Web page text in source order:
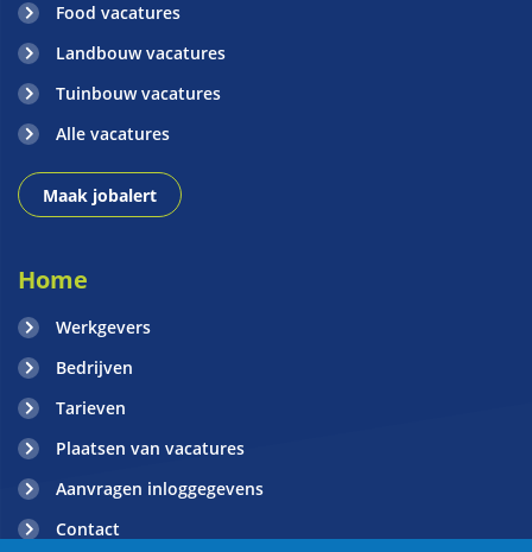
Food vacatures
Landbouw vacatures
Tuinbouw vacatures
Alle vacatures
Maak jobalert
Home
Werkgevers
Bedrijven
Tarieven
Plaatsen van vacatures
Aanvragen inloggegevens
Contact